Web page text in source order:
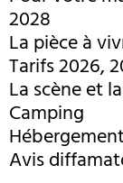
2028
La pièce à
Tarifs 2026,
La scène et
Camping
Avis